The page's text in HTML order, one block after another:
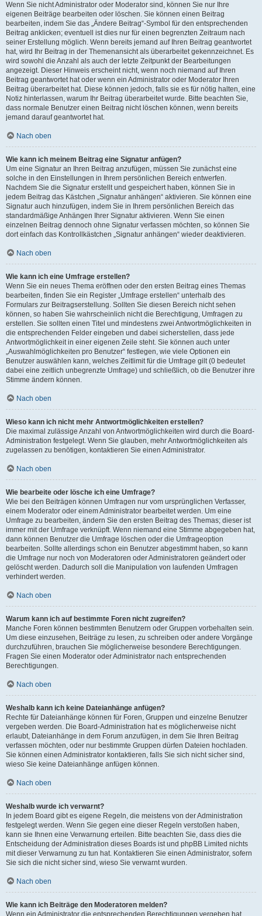
Wenn Sie nicht Administrator oder Moderator sind, können Sie nur Ihre
eigenen Beiträge bearbeiten oder löschen. Sie können einen Beitrag
bearbeiten, indem Sie das „Ändere Beitrag“-Symbol für den entsprechenden
Beitrag anklicken; eventuell ist dies nur für einen begrenzten Zeitraum nach
seiner Erstellung möglich. Wenn bereits jemand auf Ihren Beitrag geantwortet
hat, wird Ihr Beitrag in der Themenansicht als überarbeitet gekennzeichnet. Es
wird sowohl die Anzahl als auch der letzte Zeitpunkt der Bearbeitungen
angezeigt. Dieser Hinweis erscheint nicht, wenn noch niemand auf Ihren
Beitrag geantwortet hat oder wenn ein Administrator oder Moderator Ihren
Beitrag überarbeitet hat. Diese können jedoch, falls sie es für nötig halten, eine
Notiz hinterlassen, warum Ihr Beitrag überarbeitet wurde. Bitte beachten Sie,
dass normale Benutzer einen Beitrag nicht löschen können, wenn bereits
jemand darauf geantwortet hat.
Nach oben
Wie kann ich meinem Beitrag eine Signatur anfügen?
Um eine Signatur an Ihren Beitrag anzufügen, müssen Sie zunächst eine
solche in den Einstellungen in Ihrem persönlichen Bereich entwerfen.
Nachdem Sie die Signatur erstellt und gespeichert haben, können Sie in
jedem Beitrag das Kästchen „Signatur anhängen“ aktivieren. Sie können eine
Signatur auch hinzufügen, indem Sie in Ihrem persönlichen Bereich das
standardmäßige Anhängen Ihrer Signatur aktivieren. Wenn Sie einen
einzelnen Beitrag dennoch ohne Signatur verfassen möchten, so können Sie
dort einfach das Kontrollkästchen „Signatur anhängen“ wieder deaktivieren.
Nach oben
Wie kann ich eine Umfrage erstellen?
Wenn Sie ein neues Thema eröffnen oder den ersten Beitrag eines Themas
bearbeiten, finden Sie ein Register „Umfrage erstellen“ unterhalb des
Formulars zur Beitragserstellung. Sollten Sie diesen Bereich nicht sehen
können, so haben Sie wahrscheinlich nicht die Berechtigung, Umfragen zu
erstellen. Sie sollten einen Titel und mindestens zwei Antwortmöglichkeiten in
die entsprechenden Felder eingeben und dabei sicherstellen, dass jede
Antwortmöglichkeit in einer eigenen Zeile steht. Sie können auch unter
„Auswahlmöglichkeiten pro Benutzer“ festlegen, wie viele Optionen ein
Benutzer auswählen kann, welches Zeitlimit für die Umfrage gilt (0 bedeutet
dabei eine zeitlich unbegrenzte Umfrage) und schließlich, ob die Benutzer ihre
Stimme ändern können.
Nach oben
Wieso kann ich nicht mehr Antwortmöglichkeiten erstellen?
Die maximal zulässige Anzahl von Antwortmöglichkeiten wird durch die Board-
Administration festgelegt. Wenn Sie glauben, mehr Antwortmöglichkeiten als
zugelassen zu benötigen, kontaktieren Sie einen Administrator.
Nach oben
Wie bearbeite oder lösche ich eine Umfrage?
Wie bei den Beiträgen können Umfragen nur vom ursprünglichen Verfasser,
einem Moderator oder einem Administrator bearbeitet werden. Um eine
Umfrage zu bearbeiten, ändern Sie den ersten Beitrag des Themas; dieser ist
immer mit der Umfrage verknüpft. Wenn niemand eine Stimme abgegeben hat,
dann können Benutzer die Umfrage löschen oder die Umfrageoption
bearbeiten. Sollte allerdings schon ein Benutzer abgestimmt haben, so kann
die Umfrage nur noch von Moderatoren oder Administratoren geändert oder
gelöscht werden. Dadurch soll die Manipulation von laufenden Umfragen
verhindert werden.
Nach oben
Warum kann ich auf bestimmte Foren nicht zugreifen?
Manche Foren können bestimmten Benutzern oder Gruppen vorbehalten sein.
Um diese einzusehen, Beiträge zu lesen, zu schreiben oder andere Vorgänge
durchzuführen, brauchen Sie möglicherweise besondere Berechtigungen.
Fragen Sie einen Moderator oder Administrator nach entsprechenden
Berechtigungen.
Nach oben
Weshalb kann ich keine Dateianhänge anfügen?
Rechte für Dateianhänge können für Foren, Gruppen und einzelne Benutzer
vergeben werden. Die Board-Administration hat es möglicherweise nicht
erlaubt, Dateianhänge in dem Forum anzufügen, in dem Sie Ihren Beitrag
verfassen möchten, oder nur bestimmte Gruppen dürfen Dateien hochladen.
Sie können einen Administrator kontaktieren, falls Sie sich nicht sicher sind,
wieso Sie keine Dateianhänge anfügen können.
Nach oben
Weshalb wurde ich verwarnt?
In jedem Board gibt es eigene Regeln, die meistens von der Administration
festgelegt werden. Wenn Sie gegen eine dieser Regeln verstoßen haben,
kann sie Ihnen eine Verwarnung erteilen. Bitte beachten Sie, dass dies die
Entscheidung der Administration dieses Boards ist und phpBB Limited nichts
mit dieser Verwarnung zu tun hat. Kontaktieren Sie einen Administrator, sofern
Sie sich die nicht sicher sind, wieso Sie verwarnt wurden.
Nach oben
Wie kann ich Beiträge den Moderatoren melden?
Wenn ein Administrator die entsprechenden Berechtigungen vergeben hat,